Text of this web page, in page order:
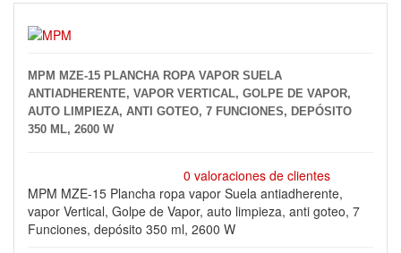
MPM MZE-15 PLANCHA ROPA VAPOR SUELA
ANTIADHERENTE, VAPOR VERTICAL, GOLPE DE VAPOR,
AUTO LIMPIEZA, ANTI GOTEO, 7 FUNCIONES, DEPÓSITO
350 ML, 2600 W
0 valoraciones de clientes
MPM MZE-15 Plancha ropa vapor Suela antiadherente,
vapor Vertical, Golpe de Vapor, auto limpieza, anti goteo, 7
Funciones, depósito 350 ml, 2600 W